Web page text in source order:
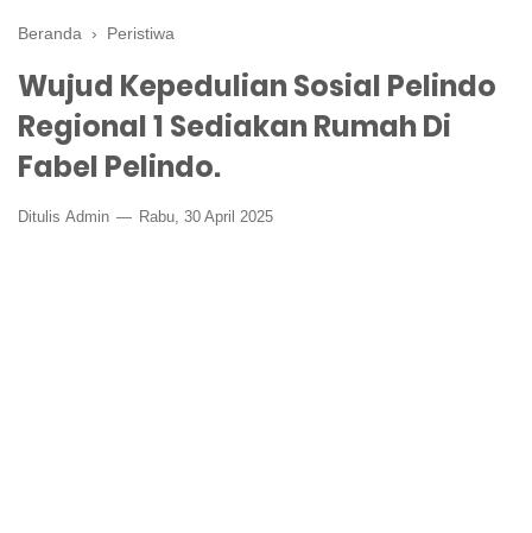
Beranda › Peristiwa
Wujud Kepedulian Sosial Pelindo
Regional 1 Sediakan Rumah Di
Fabel Pelindo.
Ditulis Admin Rabu, 30 April 2025